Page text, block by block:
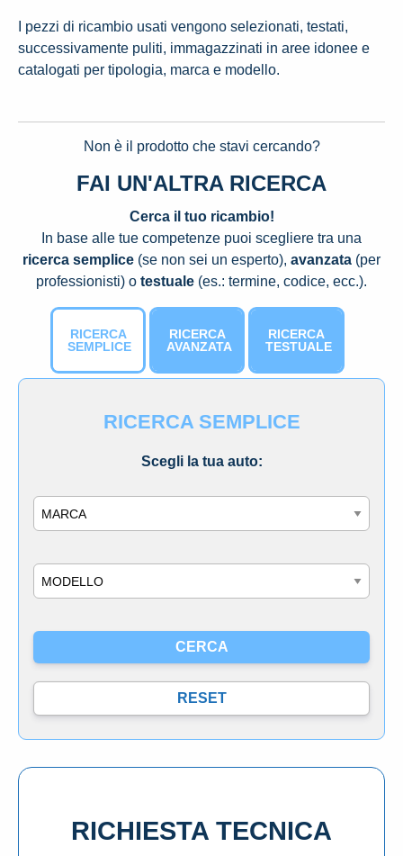
I pezzi di ricambio usati vengono selezionati, testati,
successivamente puliti, immagazzinati in aree idonee e
catalogati per tipologia, marca e modello.
Non è il prodotto che stavi cercando?
FAI UN'ALTRA RICERCA
Cerca il tuo ricambio!
In base alle tue competenze puoi scegliere tra una
ricerca semplice (se non sei un esperto), avanzata (per
professionisti) o testuale (es.: termine, codice, ecc.).
RICERCA
SEMPLICE
RICERCA
AVANZATA
RICERCA
TESTUALE
RICERCA SEMPLICE
Scegli la tua auto:
RICHIESTA TECNICA